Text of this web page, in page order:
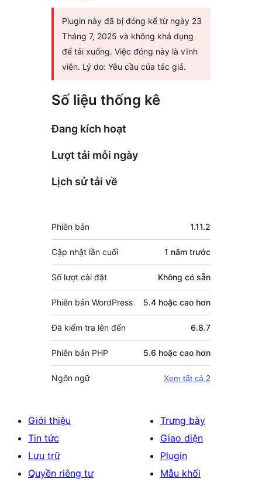
Plugin này đã bị đóng kể từ ngày 23
Tháng 7, 2025 và không khả dụng
để tải xuống. Việc đóng này là vĩnh
viễn. Lý do: Yêu cầu của tác giả.
Số liệu thống kê
Đang kích hoạt
Lượt tải mỗi ngày
Lịch sử tải về
Meta
Phiên bản 1.11.2
Cập nhật lần cuối 1 năm trước
Số lượt cài đặt Không có sẵn
Phiên bản WordPress 5.4 hoặc cao hơn
Đã kiểm tra lên đến 6.8.7
Phiên bản PHP 5.6 hoặc cao hơn
Ngôn ngữ Xem tất cả 2
Giới thiệu
Tin tức
Lưu trữ
Quyền riêng tư
Trưng bày
Giao diện
Plugin
Mẫu khối